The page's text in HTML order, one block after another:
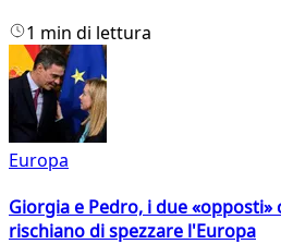
1 min di lettura
Europa
Giorgia e Pedro, i due
rischiano di spezzare l'Europa